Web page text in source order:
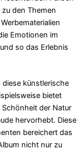
den Themen
Emotionen im
so das Erlebnis
künstlerische
bietet
der Natur
hervorhebt. Diese
bereichert das
nicht nur zu